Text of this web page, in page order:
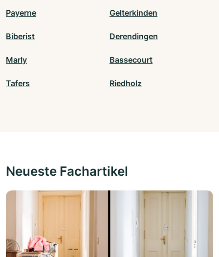
Payerne Gelterkinden
Biberist Derendingen
Marly Bassecourt
Tafers Riedholz
Neueste Fachartikel